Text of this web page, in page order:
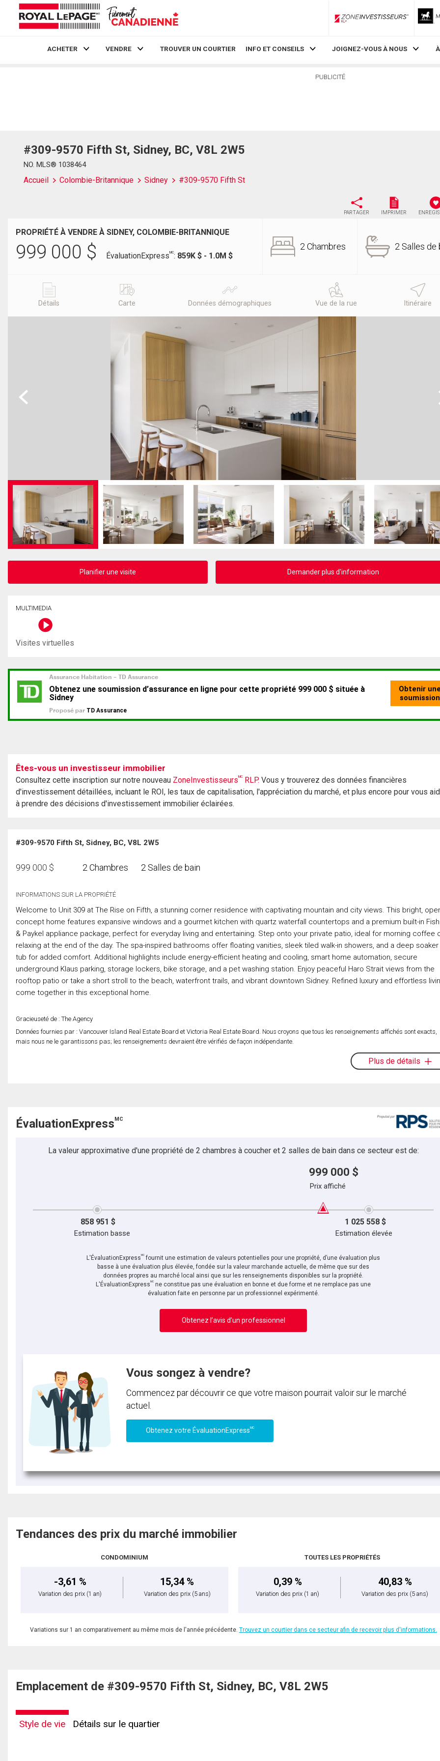
ZoneInvestisseurs RLP
ACHETER VENDRE TROUVER UN COURTIER INFO ET CONSEILS JOIGNEZ-VOUS À NOUS
PUBLICITÉ
#309-9570 Fifth St, Sidney, BC, V8L 2W5
NO. MLS® 1038464
Accueil Colombie-Britannique Sidney #309-9570 Fifth St
PARTAGER IMPRIMER
PROPRIÉTÉ À VENDRE À SIDNEY, COLOMBIE-BRITANNIQUE
999 000 $ ÉvaluationExpressMC: 859K $ - 1.0M $
2 Chambres 2 Salles de
Détails Carte Données démographiques Vue de la rue Itinéraire
Previous
Planifier une visite Demander plus d'information
MULTIMEDIA
Visites virtuelles
Êtes-vous un investisseur immobilier
Consultez cette inscription sur notre nouveau ZoneInvestisseursMC RLP. Vous y trouverez des données financières
d'investissement détaillées, incluant le ROI, les taux de capitalisation, l'appréciation du marché, et plus encore pour vous
à prendre des décisions d'investissement immobilier éclairées.
#309-9570 Fifth St, Sidney, BC, V8L 2W5
999 000 $ 2 Chambres 2 Salles de bain
INFORMATIONS SUR LA PROPRIÉTÉ
Welcome to Unit 309 at The Rise on Fifth, a stunning corner residence with captivating mountain and city views. This bright,
concept home features expansive windows and a gourmet kitchen with quartz waterfall countertops and a premium built-in
& Paykel appliance package, perfect for everyday living and entertaining. Step onto your private patio, ideal for morning coffee
relaxing at the end of the day. The spa-inspired bathrooms offer floating vanities, sleek tiled walk-in showers, and a deep soaker
tub for added comfort. Additional highlights include energy-efficient heating and cooling, smart home automation, secure
underground Klaus parking, storage lockers, bike storage, and a pet washing station. Enjoy peaceful Haro Strait views from the
rooftop patio or take a short stroll to the beach, waterfront trails, and vibrant downtown Sidney. Refined luxury and effortless
come together in this exceptional home.
Gracieuseté de : The Agency
Données fournies par : Vancouver Island Real Estate Board et Victoria Real Estate Board. Nous croyons que tous les renseignements affichés sont exacts,
mais nous ne le garantissons pas; les renseignements devraient être vérifiés de façon indépendante.
Plus de détails
ÉvaluationExpressMC
La valeur approximative d'une propriété de 2 chambres à coucher et 2 salles de bain dans ce secteur est de:
999 000 $
Prix affiché
858 951 $ 1 025 558 $
Estimation basse Estimation élevée
L'ÉvaluationExpressMC fournit une estimation de valeurs potentielles pour une propriété, d’une évaluation plus
basse à une évaluation plus élevée, fondée sur la valeur marchande actuelle, de même que sur des
données propres au marché local ainsi que sur les renseignements disponibles sur la propriété.
L'ÉvaluationExpressMC ne constitue pas une évaluation en bonne et due forme et ne remplace pas une
évaluation faite en personne par un professionnel expérimenté.
Obtenez l’avis d’un professionnel
Vous songez à vendre?
Commencez par découvrir ce que votre maison pourrait valoir sur le marché
actuel.
Obtenez votre ÉvaluationExpressMC
Tendances des prix du marché immobilier
CONDOMINIUM
-3,61 %
Variation des prix (1 an)
15,34 %
Variation des prix (5 ans)
TOUTES LES PROPRIÉTÉS
0,39 %
Variation des prix (1 an)
40,83 %
Variation des prix (5 ans)
Variations sur 1 an comparativement au même mois de l'année précédente. Trouvez un courtier dans ce secteur afin de recevoir plus d'informations.
Emplacement de #309-9570 Fifth St, Sidney, BC, V8L 2W5
Style de vie Détails sur le quartier